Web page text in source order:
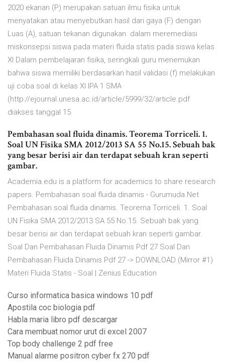
2020 ekanan (P) merupakan satuan ilmu fisika untuk
menyatakan atau menyebutkan hasil dari gaya (F) dengan
Luas (A), satuan tekanan digunakan dalam meremediasi
miskonsepsi siswa pada materi fluida statis pada siswa kelas
XI Dalam pembelajaran fisika, seringkali guru menemukan
bahwa siswa memiliki berdasarkan hasil validasi (f) melakukan
uji coba soal di kelas XI IPA 1 SMA
(http://ejournal.unesa.ac.id/article/5999/32/article.pdf
diakses tanggal 15.
Pembahasan soal fluida dinamis. Teorema Torriceli. 1.
Soal UN Fisika SMA 2012/2013 SA 55 No.15. Sebuah bak
yang besar berisi air dan terdapat sebuah kran seperti
gambar.
Academia.edu is a platform for academics to share research
papers. Pembahasan soal fluida dinamis - Gurumuda.Net
Pembahasan soal fluida dinamis. Teorema Torriceli. 1. Soal
UN Fisika SMA 2012/2013 SA 55 No.15. Sebuah bak yang
besar berisi air dan terdapat sebuah kran seperti gambar.
Soal Dan Pembahasan Fluida Dinamis Pdf 27 Soal Dan
Pembahasan Fluida Dinamis Pdf 27 -> DOWNLOAD (Mirror #1)
Materi Fluida Statis - Soal | Zenius Education
Curso informatica basica windows 10 pdf
Apostila coc biologia pdf
Habla maria libro pdf descargar
Cara membuat nomor urut di excel 2007
Top body challenge 2 pdf free
Manual alarme positron cyber fx 270 pdf